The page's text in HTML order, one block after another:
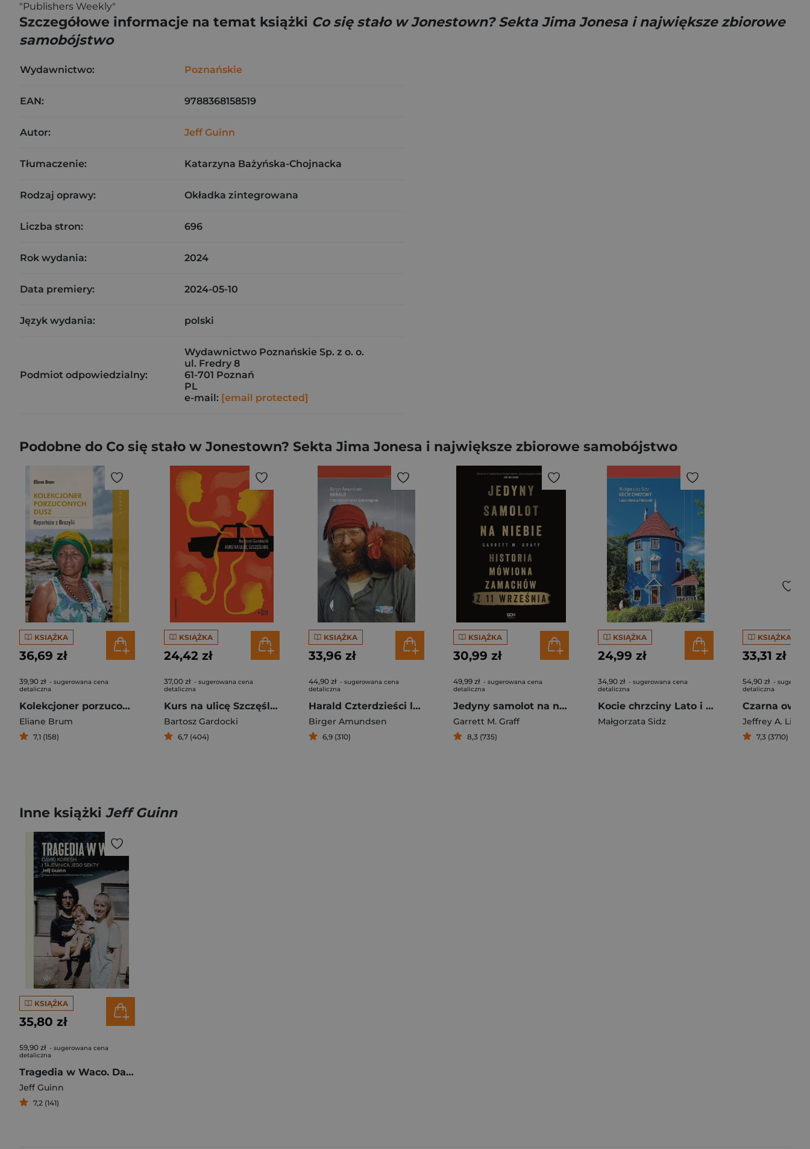
"Publishers Weekly"
Szczegółowe informacje na temat książki Co się stało w Jonestown? Sekta Jima Jonesa i największe zbiorowe
samobójstwo
Wydawnictwo: Poznańskie
EAN: 9788368158519
Autor: Jeff Guinn
Tłumaczenie: Katarzyna Bażyńska-Chojnacka
Rodzaj oprawy: Okładka zintegrowana
Liczba stron: 696
Rok wydania: 2024
Data premiery: 2024-05-10
Język wydania: polski
Podmiot odpowiedzialny:
Wydawnictwo Poznańskie Sp. z o. o.
ul. Fredry 8
61-701 Poznań
PL
e-mail: [email protected]
Podobne do Co się stało w Jonestown? Sekta Jima Jonesa i największe zbiorowe samobójstwo
KSIĄŻKA
36,69 zł
39,90 zł - sugerowana cena
detaliczna
Kolekcjoner porzuconych dusz Reportaże z Brazylii
Eliane Brum
7,1 (158)
KSIĄŻKA
24,42 zł
37,00 zł - sugerowana cena
detaliczna
Kurs na ulicę Szczęśliwą
Bartosz Gardocki
6,7 (404)
KSIĄŻKA
33,96 zł
44,90 zł - sugerowana cena
detaliczna
Harald Czterdzieści lat na Spitsbergenie
Birger Amundsen
6,9 (310)
KSIĄŻKA
30,99 zł
49,99 zł - sugerowana cena
detaliczna
Jedyny samolot na niebie. Historia mówiona zamachów z 11 września
Garrett M. Graff
8,3 (735)
KSIĄŻKA
24,99 zł
34,90 zł - sugerowana cena
detaliczna
Kocie chrzciny Lato i zima w Finlandii
Małgorzata Sidz
KSIĄŻKA
33,31 zł
54,90 zł -
detaliczna
Jeffrey A.
7,3 (3710)
Inne książki Jeff Guinn
KSIĄŻKA
35,80 zł
59,90 zł - sugerowana cena
detaliczna
Tragedia w Waco. David Koresh i tajemnica jego sekty
Jeff Guinn
7,2 (141)